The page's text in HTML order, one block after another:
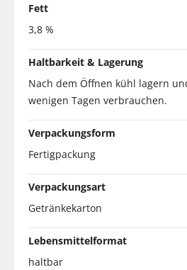
Fett
3,8 %
Haltbarkeit & Lagerung
Nach dem Öffnen kühl lagern
wenigen Tagen verbrauchen.
Verpackungsform
Fertigpackung
Verpackungsart
Getränkekarton
Lebensmittelformat
haltbar